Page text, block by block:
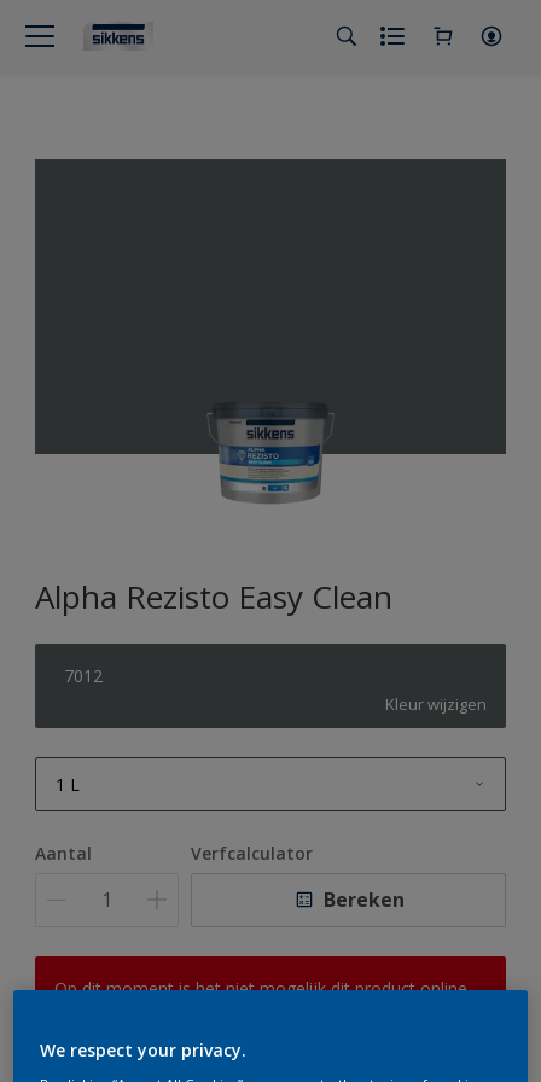
Alpha Rezisto Easy Clean
7012
Kleur wijzigen
1 L
10 L
Aantal Verfcalculator
Bereken
Op dit moment is het niet mogelijk dit product online
er hard aan om de voorraad aan te vullen.
We respect your privacy.